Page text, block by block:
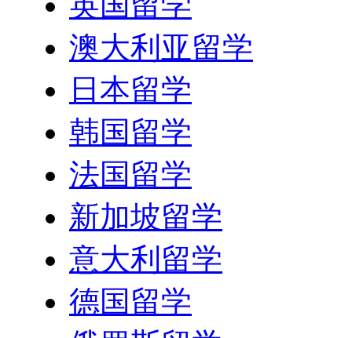
澳大利亚留学
日本留学
韩国留学
法国留学
新加坡留学
意大利留学
德国留学